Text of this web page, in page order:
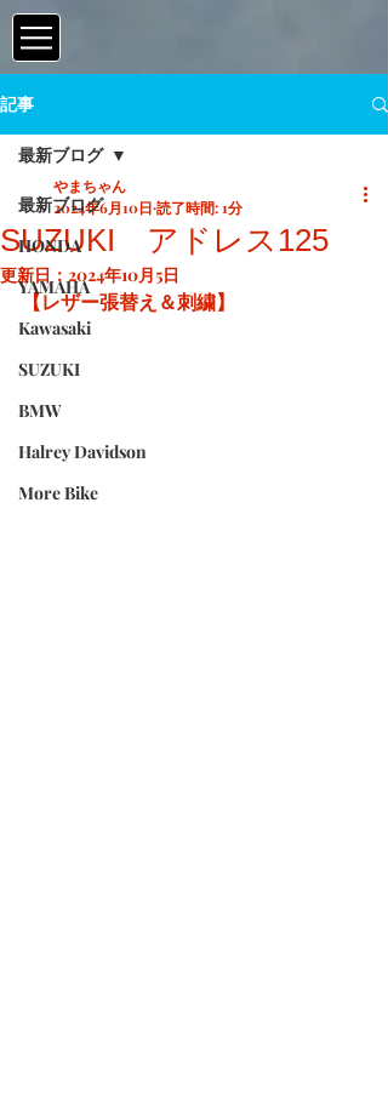
記事
最新ブログ
HONDA
YAMAHA
Kawasaki
SUZUKI
BMW
Halrey Davidson
More Bike
最新ブログ
SUZUKI アドレス125
やまちゃん
2024年6月10日 読了時間: 1分
更新日： 2024年10月5日
【レザー張替え＆刺繍】